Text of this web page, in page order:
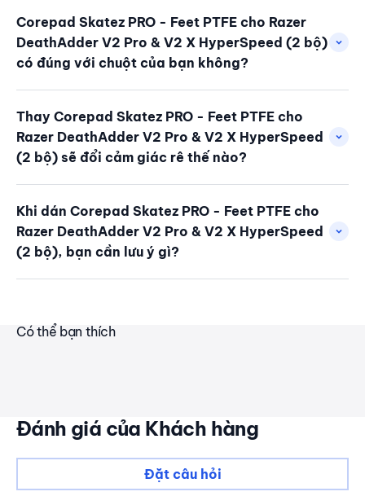
Corepad Skatez PRO - Feet PTFE cho Razer
DeathAdder V2 Pro & V2 X HyperSpeed (2 bộ)
có đúng với chuột của bạn không?
Thay Corepad Skatez PRO - Feet PTFE cho
Razer DeathAdder V2 Pro & V2 X HyperSpeed
(2 bộ) sẽ đổi cảm giác rê thế nào?
Khi dán Corepad Skatez PRO - Feet PTFE cho
Razer DeathAdder V2 Pro & V2 X HyperSpeed
(2 bộ), bạn cần lưu ý gì?
Có thể bạn thích
Đánh giá của Khách hàng
Đặt câu hỏi